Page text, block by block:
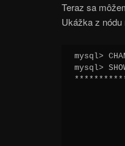
Teraz sa
Ukážka z nódu
mysql>
mysql>